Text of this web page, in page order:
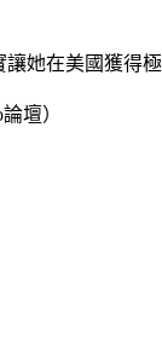
她在美國獲得
壇）